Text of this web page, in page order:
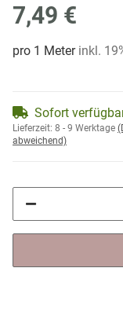
7,49 €
pro 1 Meter inkl.
Sofort
Lieferzeit: 8 - 9 Werktage
abweichend)